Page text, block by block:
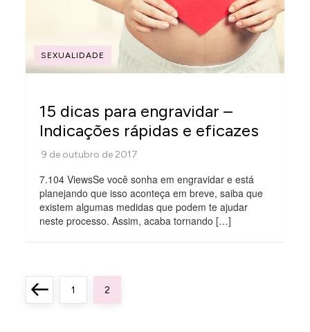
SEXUALIDADE
15 dicas para engravidar –
Indicações rápidas e eficazes
7.104 ViewsSe você sonha em engravidar e está
planejando que isso aconteça em breve, saiba que
existem algumas medidas que podem te ajudar
neste processo. Assim, acaba tornando […]
P
a
PreviousPage
1 Page
2